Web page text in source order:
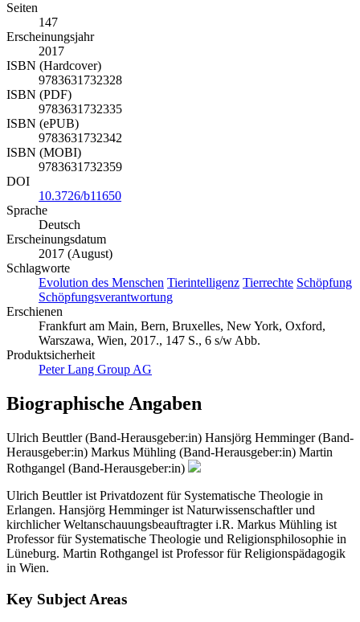
Seiten
147
Erscheinungsjahr
2017
ISBN (Hardcover)
9783631732328
ISBN (PDF)
9783631732335
ISBN (ePUB)
9783631732342
ISBN (MOBI)
9783631732359
DOI
10.3726/b11650
Sprache
Deutsch
Erscheinungsdatum
2017 (August)
Schlagworte
Evolution des Menschen Tierintelligenz Tierrechte Schöpfung
Schöpfungsverantwortung
Erschienen
Frankfurt am Main, Bern, Bruxelles, New York, Oxford,
Warszawa, Wien, 2017., 147 S., 6 s/w Abb.
Produktsicherheit
Peter Lang Group AG
Biographische Angaben
Ulrich Beuttler (Band-Herausgeber:in) Hansjörg Hemminger (Band-
Herausgeber:in) Markus Mühling (Band-Herausgeber:in) Martin
Rothgangel (Band-Herausgeber:in)
Ulrich Beuttler ist Privatdozent für Systematische Theologie in
Erlangen. Hansjörg Hemminger ist Naturwissenschaftler und
kirchlicher Weltanschauungsbeauftragter i.R. Markus Mühling ist
Professor für Systematische Theologie und Religionsphilosophie in
Lüneburg. Martin Rothgangel ist Professor für Religionspädagogik
in Wien.
Key Subject Areas